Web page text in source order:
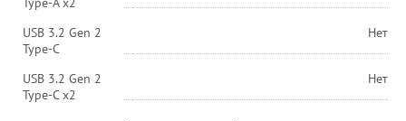
USB 3.2 Gen 2
Type-C
Нет
USB 3.2 Gen 2
Type-C x2
Нет